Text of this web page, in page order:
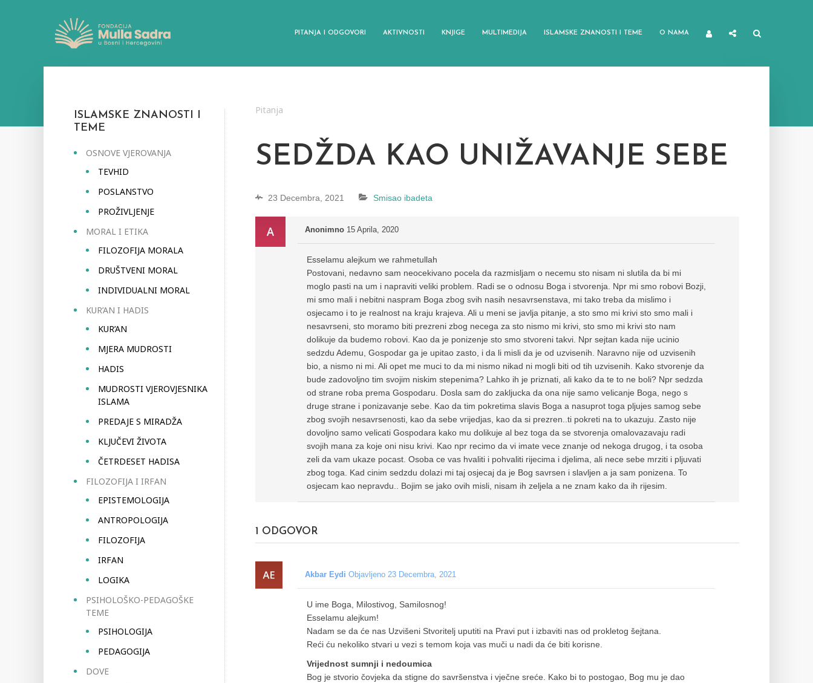
PITANJA I ODGOVORI AKTIVNOSTI KNJIGE MULTIMEDIJA ISLAMSKE ZNANOSTI I TEME O NAMA
ISLAMSKE ZNANOSTI I
TEME
OSNOVE VJEROVANJA
TEVHID
POSLANSTVO
PROŽIVLJENJE
MORAL I ETIKA
FILOZOFIJA MORALA
DRUŠTVENI MORAL
INDIVIDUALNI MORAL
KUR’AN I HADIS
KUR’AN
MJERA MUDROSTI
HADIS
MUDROSTI VJEROVJESNIKA
ISLAMA
PREDAJE S MIRADŽA
KLJUČEVI ŽIVOTA
ČETRDESET HADISA
FILOZOFIJA I IRFAN
EPISTEMOLOGIJA
ANTROPOLOGIJA
FILOZOFIJA
IRFAN
LOGIKA
PSIHOLOŠKO-PEDAGOŠKE
TEME
PSIHOLOGIJA
PEDAGOGIJA
DOVE
Pitanja
SEDŽDA KAO UNIŽAVANJE SEBE
23 Decembra, 2021 Smisao ibadeta
Anonimno 15 Aprila, 2020
Esselamu alejkum we rahmetullah
Postovani, nedavno sam neocekivano pocela da razmisljam o necemu sto nisam ni slutila da bi mi
moglo pasti na um i napraviti veliki problem. Radi se o odnosu Boga i stvorenja. Npr mi smo robovi Bozji,
mi smo mali i nebitni naspram Boga zbog svih nasih nesavrsenstava, mi tako treba da mislimo i
osjecamo i to je realnost na kraju krajeva. Ali u meni se javlja pitanje, a sto smo mi krivi sto smo mali i
nesavrseni, sto moramo biti prezreni zbog necega za sto nismo mi krivi, sto smo mi krivi sto nam
dolikuje da budemo robovi. Kao da je ponizenje sto smo stvoreni takvi. Npr sejtan kada nije ucinio
sedzdu Ademu, Gospodar ga je upitao zasto, i da li misli da je od uzvisenih. Naravno nije od uzvisenih
bio, a nismo ni mi. Ali opet me muci to da mi nismo nikad ni mogli biti od tih uzvisenih. Kako stvorenje da
bude zadovoljno tim svojim niskim stepenima? Lahko ih je priznati, ali kako da te to ne boli? Npr sedzda
od strane roba prema Gospodaru. Dosla sam do zakljucka da ona nije samo velicanje Boga, nego s
druge strane i ponizavanje sebe. Kao da tim pokretima slavis Boga a nasuprot toga pljujes samog sebe
zbog svojih nesavrsenosti, kao da sebe vrijedjas, kao da si prezren..ti pokreti na to ukazuju. Zasto nije
dovoljno samo velicati Gospodara kako mu dolikuje al bez toga da se stvorenja omalovazavaju radi
svojih mana za koje oni nisu krivi. Kao npr recimo da vi imate vece znanje od nekoga drugog, i ta osoba
zeli da vam ukaze pocast. Osoba ce vas hvaliti i pohvaliti rijecima i djelima, ali nece sebe mrziti i pljuvati
zbog toga. Kad cinim sedzdu dolazi mi taj osjecaj da je Bog savrsen i slavljen a ja sam ponizena. To
osjecam kao nepravdu.. Bojim se jako ovih misli, nisam ih zeljela a ne znam kako da ih rijesim.
1 ODGOVOR
Akbar Eydi Objavljeno 23 Decembra, 2021
U ime Boga, Milostivog, Samilosnog!
Esselamu alejkum!
Nadam se da će nas Uzvišeni Stvoritelj uputiti na Pravi put i izbaviti nas od prokletog šejtana.
Reći ću nekoliko stvari u vezi s temom koja vas muči u nadi da će biti korisne.
Vrijednost sumnji i nedoumica
Bog je stvorio čovjeka da stigne do savršenstva i vječne sreće. Kako bi to postogao, Bog mu je dao